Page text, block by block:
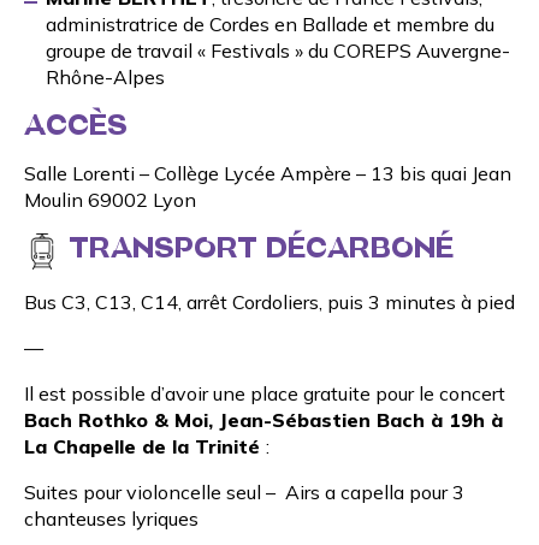
administratrice deCordes en Ballade et membre du
groupe de travail « Festivals » du COREPS Auvergne-
Rhône-Alpes
ACCÈS
Salle Lorenti – Collège Lycée Ampère – 13 bis quai Jean
Moulin 69002 Lyon
TRANSPORT DÉCARBONÉ
Bus C3, C13, C14, arrêt Cordoliers, puis 3 minutes à pied
—
Il est possible d’avoir une place gratuite pour le concert
Bach Rothko & Moi, Jean-Sébastien Bach à 19h à
La Chapelle de la Trinité :
Suites pour violoncelle seul – Airs a capella pour 3
chanteuses lyriques